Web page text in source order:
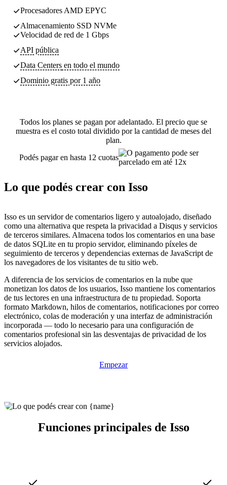
Procesadores AMD EPYC
Almacenamiento SSD NVMe
Velocidad de red de 1 Gbps
API pública
Data Centers en todo el mundo
Dominio gratis por 1 año
Todos los planes se pagan por adelantado. El precio que se
muestra es el costo total dividido por la cantidad de meses del
plan.
Podés pagar en hasta 12 cuotas
Lo que podés crear con Isso
Isso es un servidor de comentarios ligero y autoalojado, diseñado
como una alternativa que respeta la privacidad a Disqus y servicios
de terceros similares. Almacena todos los comentarios en una base
de datos SQLite en tu propio servidor, eliminando píxeles de
seguimiento de terceros y dependencias externas de JavaScript de
los navegadores de los visitantes de tu sitio web.
A diferencia de los servicios de comentarios en la nube que
monetizan los datos de los usuarios, Isso mantiene los comentarios
de tus lectores en una infraestructura de tu propiedad. Soporta
formato Markdown, hilos de comentarios, notificaciones por correo
electrónico, colas de moderación y una interfaz de administración
incorporada — todo lo necesario para una configuración de
comentarios profesional sin las desventajas de privacidad de los
servicios alojados.
Empezar
Funciones principales de Isso